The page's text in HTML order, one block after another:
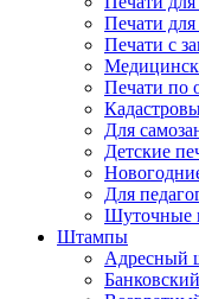
Печати
Печати с
Печати по
Для
Детские
Для
Шуточные
Штампы
Адресный